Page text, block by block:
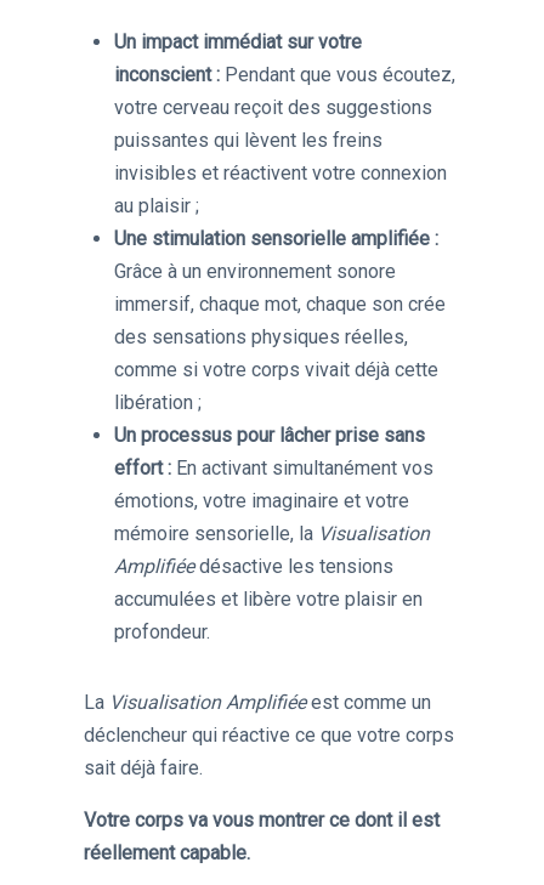
Un impact immédiat sur votre
inconscient : Pendant que vous écoutez,
votre cerveau reçoit des suggestions
puissantes qui lèvent les freins
invisibles et réactivent votre connexion
au plaisir ;
Une stimulation sensorielle amplifiée :
Grâce à un environnement sonore
immersif, chaque mot, chaque son crée
des sensations physiques réelles,
comme si votre corps vivait déjà cette
libération ;
Un processus pour lâcher prise sans
effort : En activant simultanément vos
émotions, votre imaginaire et votre
mémoire sensorielle, la Visualisation
Amplifiéedésactive les tensions
accumulées et libère votre plaisir en
profondeur.
La Visualisation Amplifiéeest comme un
déclencheur qui réactive ce que votre corps
sait déjà faire.
Votre corps va vous montrer ce dont il est
réellement capable.